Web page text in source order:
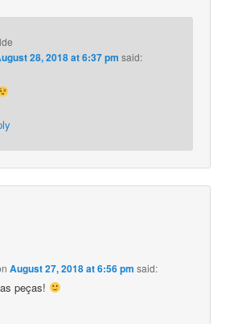
28, 2018 at 6:37 pm said:
August 27, 2018 at 6:56 pm said:
peças!